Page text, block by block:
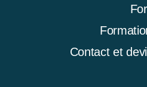
Contact et